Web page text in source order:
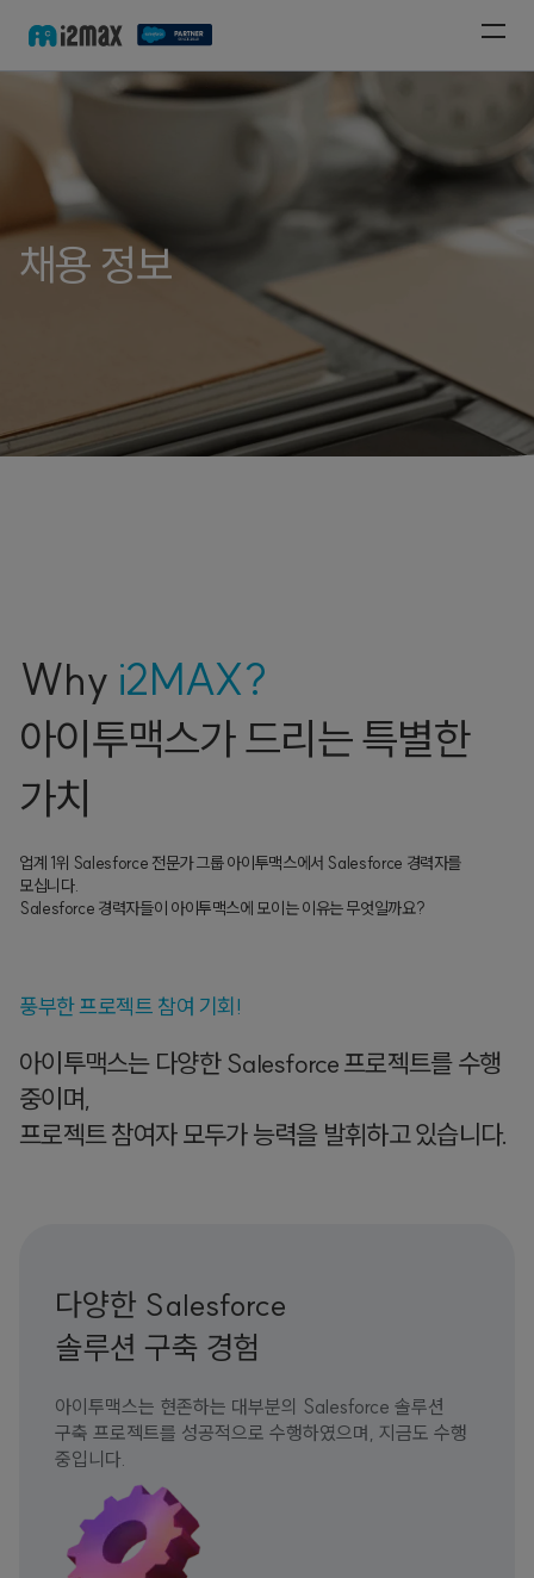
채용 정보
Why i2MAX?
아이투맥스가 드리는 특별한
가치
업계 1위 Salesforce 전문가 그룹 아이투맥스에서 Salesforce 경력자를
모십니다.
Salesforce 경력자들이 아이투맥스에 모이는 이유는 무엇일까요?
풍부한 프로젝트 참여 기회!
아이투맥스는 다양한 Salesforce 프로젝트를 수행
중이며,
프로젝트 참여자 모두가 능력을 발휘하고 있습니다.
다양한 Salesforce
솔루션 구축 경험
아이투맥스는 현존하는 대부분의 Salesforce 솔루션
구축 프로젝트를 성공적으로 수행하였으며, 지금도 수행
중입니다.